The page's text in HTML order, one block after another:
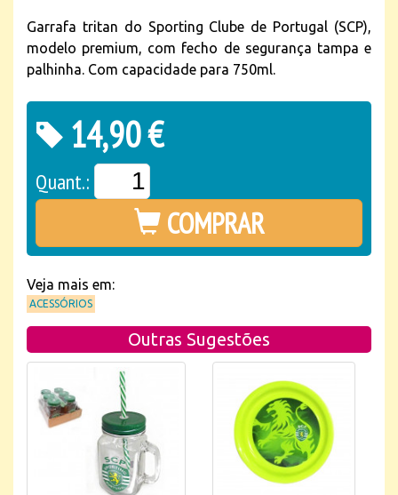
Garrafa tritan do Sporting Clube de Portugal (SCP),
modelo premium, com fecho de segurança tampa e
palhinha. Com capacidade para 750ml.
14,90 €
Quant.:
COMPRAR
Veja mais em:
ACESSÓRIOS
Outras Sugestões